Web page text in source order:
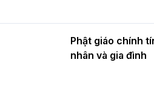
tại chùa Bằng
Phật giáo chính
nhân và gia đình